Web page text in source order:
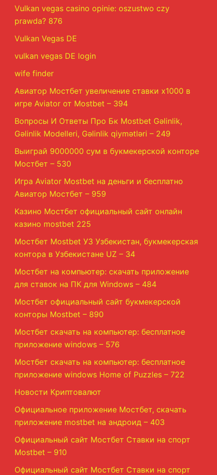
Vulkan vegas casino opinie: oszustwo czy
prawda? 876
Vulkan Vegas DE
vulkan vegas DE login
wife finder
Авиатор Мостбет увеличение ставки х1000 в
игре Aviator от Mostbet – 394
Вопросы И Ответы Про Бк Mostbet Gəlinlik,
Gəlinlik Modelleri, Gəlinlik qiymətləri – 249
Выиграй 9000000 сум в букмекерской конторе
Мостбет – 530
Игра Aviator Mostbet на деньги и бесплатно
Авиатор Мостбет – 959
Казино Мостбет официальный сайт онлайн
казино mostbet 225
Мостбет Mostbet УЗ Узбекистан, букмекерская
контора в Узбекистане UZ – 34
Мостбет на компьютер: скачать приложение
для ставок на ПК для Windows – 484
Мостбет официальный сайт букмекерской
конторы Mostbet – 890
Мостбет скачать на компьютер: бесплатное
приложение windows – 576
Мостбет скачать на компьютер: бесплатное
приложение windows Home of Puzzles – 722
Новости Криптовалют
Официальное приложение Мостбет, скачать
приложение mostbet на андроид – 403
Официальный сайт Мостбет Ставки на спорт
Mostbet – 910
Официальный сайт Мостбет Ставки на спорт